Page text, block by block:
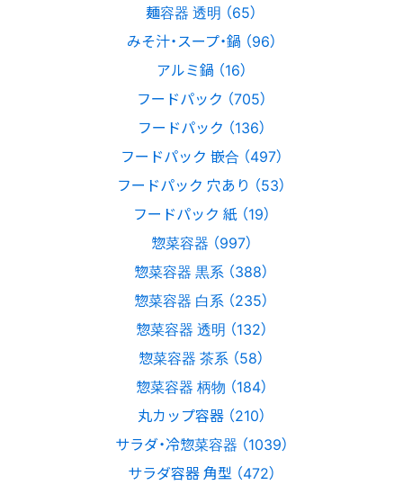
麺容器 透明 （65）
みそ汁・スープ・鍋 （96）
アルミ鍋 （16）
フードパック （705）
フードパック （136）
フードパック 嵌合 （497）
フードパック 穴あり （53）
フードパック 紙 （19）
惣菜容器 （997）
惣菜容器 黒系 （388）
惣菜容器 白系 （235）
惣菜容器 透明 （132）
惣菜容器 茶系 （58）
惣菜容器 柄物 （184）
丸カップ容器 （210）
サラダ・冷惣菜容器 （1039）
サラダ容器 角型 （472）